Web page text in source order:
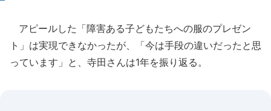
アピールした「障害ある子どもたちへの服のプレゼン
ト」は実現できなかったが、「今は手段の違いだったと思
っています」と、寺田さんは1年を振り返る。